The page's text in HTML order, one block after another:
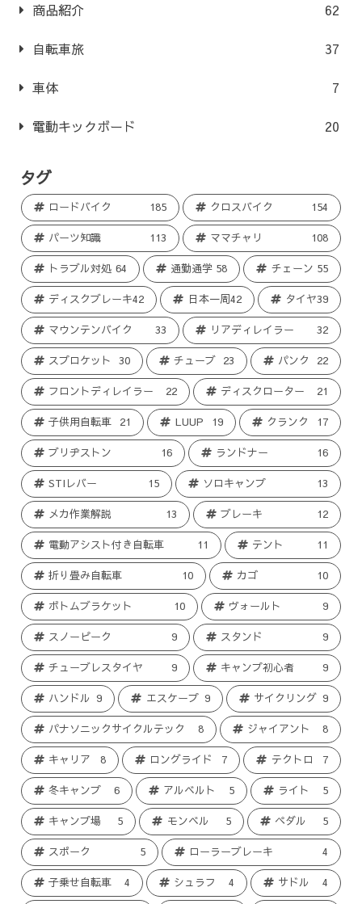
商品紹介 62
自転車旅 37
車体 7
電動キックボード 20
タグ
ロードバイク 185 クロスバイク 154
パーツ知識 113 ママチャリ 108
トラブル対処 64 通勤通学 58 チェーン 55
ディスクブレーキ42 日本一周42 タイヤ39
マウンテンバイク 33 リアディレイラー 32
スプロケット 30 チューブ 23 パンク 22
フロントディレイラー 22 ディスクローター 21
子供用自転車 21 LUUP 19 クランク 17
ブリヂストン 16 ランドナー 16
STIレバー 15 ソロキャンプ 13
メカ作業解説 13 ブレーキ 12
電動アシスト付き自転車 11 テント 11
折り畳み自転車 10 カゴ 10
ボトムブラケット 10 ヴォールト 9
スノーピーク 9 スタンド 9
チューブレスタイヤ 9 キャンプ初心者 9
ハンドル 9 エスケープ 9 サイクリング 9
パナソニックサイクルテック 8 ジャイアント 8
キャリア 8 ロングライド 7 テクトロ 7
冬キャンプ 6 アルベルト 5 ライト 5
キャンプ場 5 モンベル 5 ペダル 5
スポーク 5 ローラーブレーキ 4
子乗せ自転車 4 シュラフ 4 サドル 4